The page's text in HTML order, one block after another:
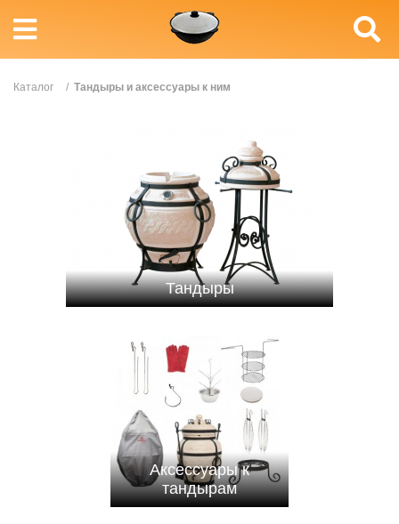
Каталог / Тандыры и аксессуары к ним
Тандыры
Аксессуары к
тандырам